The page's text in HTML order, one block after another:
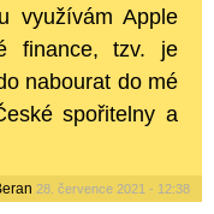
využívám Apple
finance, tzv. je
nabourat do mé
spořitelny a
28. července 2021 - 12:38